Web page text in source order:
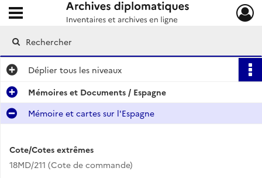
Archives diplomatiques
Ouvrir le menu déroulant
Déplier tous les niveaux
Mémoires et Documents / Espagne
Mémoire et cartes sur l'Espagne
Cote/Cotes extrêmes
18MD/211 (Cote de commande)